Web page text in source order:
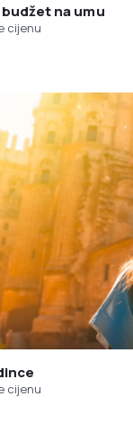
budžet na umu
cijenu
cijenu